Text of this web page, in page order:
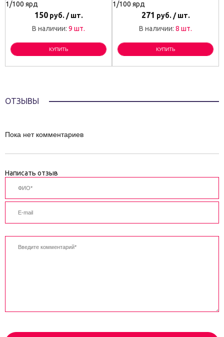
150руб. / шт.
В наличии: 9 шт.
КУПИТЬ
271 руб. / шт.
В наличии: 8 шт.
КУПИТЬ
ОТЗЫВЫ
Пока нет комментариев
Написать отзыв